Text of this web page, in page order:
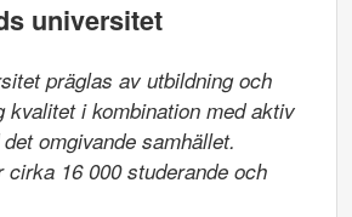
universitet
präglas av utbildning och
kvalitet i kombination med aktiv
omgivande samhället.
cirka 16 000 studerande och